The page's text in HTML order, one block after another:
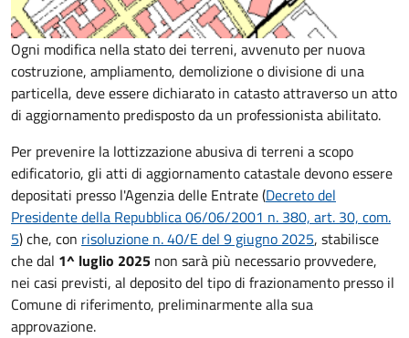
Ogni modifica nella stato dei terreni, avvenuto per nuova
costruzione, ampliamento, demolizione o divisione di una
particella, deve essere dichiarato in catasto attraverso un atto
di aggiornamento predisposto da un professionista abilitato.
Per prevenire la lottizzazione abusiva di terreni a scopo
edificatorio, gli atti di aggiornamento catastale devono essere
depositati presso l'Agenzia delle Entrate (Decreto del
Presidente della Repubblica 06/06/2001 n. 380, art. 30, com.
5) che, con risoluzione n. 40/E del 9 giugno 2025, stabilisce
che dal 1^ luglio 2025 non sarà più necessario provvedere,
nei casi previsti, al deposito del tipo di frazionamento presso il
Comune di riferimento, preliminarmente alla sua
approvazione.